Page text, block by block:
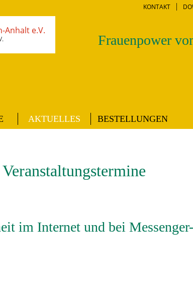
KONTAKT
Frauenpower
AKTUELLES BESTELLUNGEN
Veranstaltungstermine
im Internet und bei